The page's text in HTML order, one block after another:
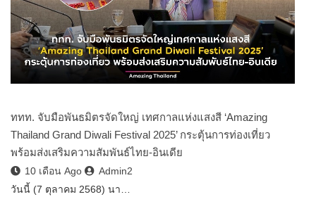
ททท. จับมือพันธมิตรจัดใหญ่ เทศกาลแห่งแสงสี ‘Amazing
Thailand Grand Diwali Festival 2025’ กระตุ้นการท่องเที่ยว
พร้อมส่งเสริมความสัมพันธ์ไทย-อินเดีย
10 เดือน Ago
Admin2
วันนี้ (7 ตุลาคม 2568) นา…